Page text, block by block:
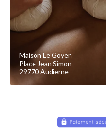
Maison Le Goyen
Place Jean Simon
29770 Audierne